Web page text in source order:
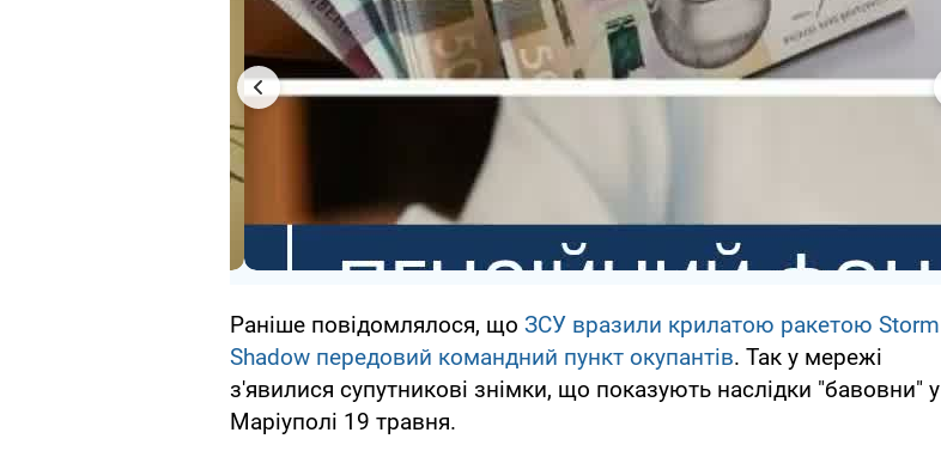
Раніше повідомлялося, що ЗСУ вразили крилатою ракетою Storm
Shadow передовий командний пункт окупантів. Так у мережі
з'явилися супутникові знімки, що показують наслідки "бавовни" у
Маріуполі 19 травня.